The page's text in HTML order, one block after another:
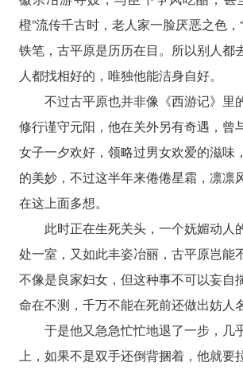
橙”流传千古时，老人家一脸厌恶之色，
铁笔，古平原是历历在目。所以别人都
人都找相好的，唯独他能洁身自好。
不过古平原也并非像《西游记》里
修行谨守元阳，他在关外另有奇遇，曾
女子一夕欢好，领略过男女欢爱的滋味
的美妙，不过这半年来倦倦星霜，凛凛
在这上面多想。
此时正在生死关头，一个妩媚动人
处一室，又如此丰姿冶丽，古平原岂能
不像是良家妇女，但这种事不可以妄自
命在不测，千万不能在死前还做出妨人
于是他又急急忙忙地退了一步，几
上，如果不是双手还倒背捆着，他就要